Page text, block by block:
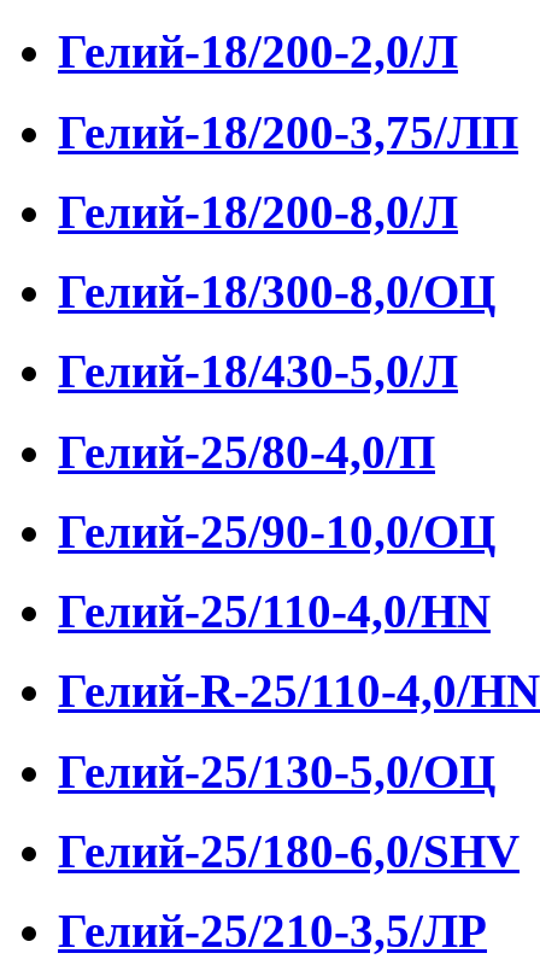
Гелий-18/200-2,0/Л
Гелий-18/200-3,75/ЛП
Гелий-18/200-8,0/Л
Гелий-18/300-8,0/ОЦ
Гелий-18/430-5,0/Л
Гелий-25/80-4,0/П
Гелий-25/90-10,0/ОЦ
Гелий-25/110-4,0/HN
Гелий-R-25/110-4,0/HN
Гелий-25/130-5,0/ОЦ
Гелий-25/180-6,0/SHV
Гелий-25/210-3,5/ЛР